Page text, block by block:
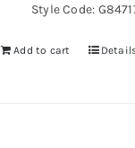
Style Code:
Add to cart